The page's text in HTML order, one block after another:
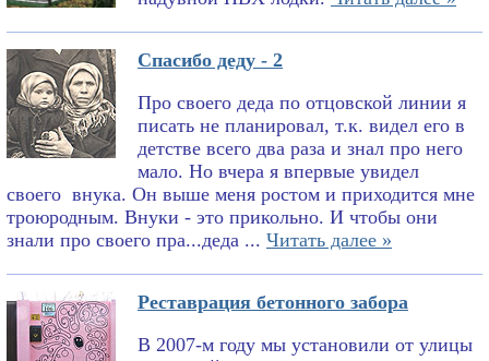
Спасибо деду - 2
Про своего деда по отцовской линии я
писать не планировал, т.к. видел его в
детстве всего два раза и знал про него
мало. Но вчера я впервые увидел
своего внука. Он выше меня ростом и приходится мне
троюродным. Внуки - это прикольно. И чтобы они
знали про своего пра...деда ... Читать далее »
Реставрация бетонного забора
В 2007-м году мы установили от улицы